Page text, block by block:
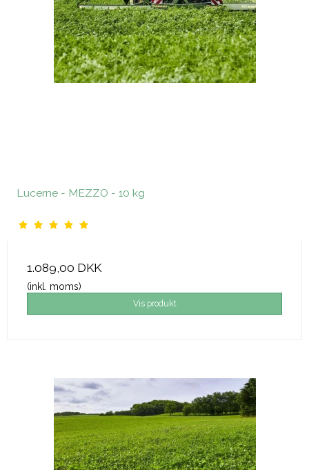
Lucerne - MEZZO - 10 kg
1.089,00 DKK
(inkl. moms)
Vis produkt